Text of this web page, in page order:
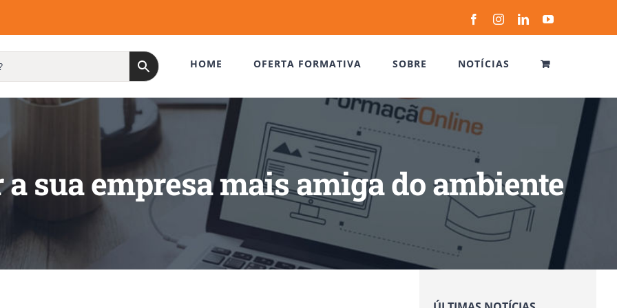
FacebookInstagramLinkedInYouTube
HOME OFERTA FORMATIVA SOBRE NOTÍCIAS
sua empresa mais amiga do ambiente